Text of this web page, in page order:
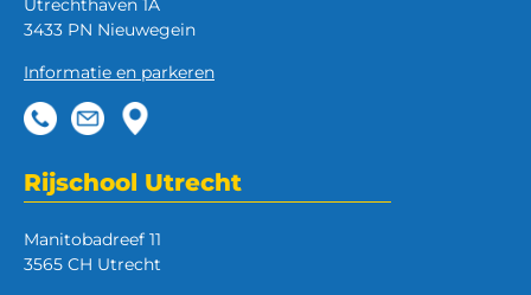
Utrechthaven 1A
3433 PN Nieuwegein
Informatie en parkeren
Rijschool Utrecht
Manitobadreef 11
3565 CH Utrecht